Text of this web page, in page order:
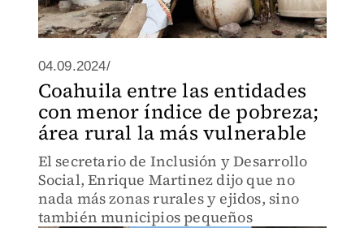
04.09.2024/
Coahuila entre las entidades
con menor índice de pobreza;
área rural la más vulnerable
El secretario de Inclusión y Desarrollo
Social, Enrique Martinez dijo que no
nada más zonas rurales y ejidos, sino
también municipios pequeños